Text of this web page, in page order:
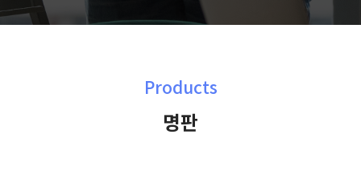
Products
명판